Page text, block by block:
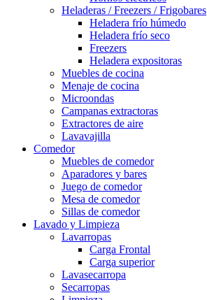
Heladeras / Freezers / Frigobares
Heladera frío húmedo
Heladera frío seco
Freezers
Heladera expositoras
Muebles de cocina
Menaje de cocina
Microondas
Campanas extractoras
Extractores de aire
Lavavajilla
Comedor
Muebles de comedor
Aparadores y bares
Juego de comedor
Mesa de comedor
Sillas de comedor
Lavado y Limpieza
Lavarropas
Carga Frontal
Carga superior
Lavasecarropa
Secarropas